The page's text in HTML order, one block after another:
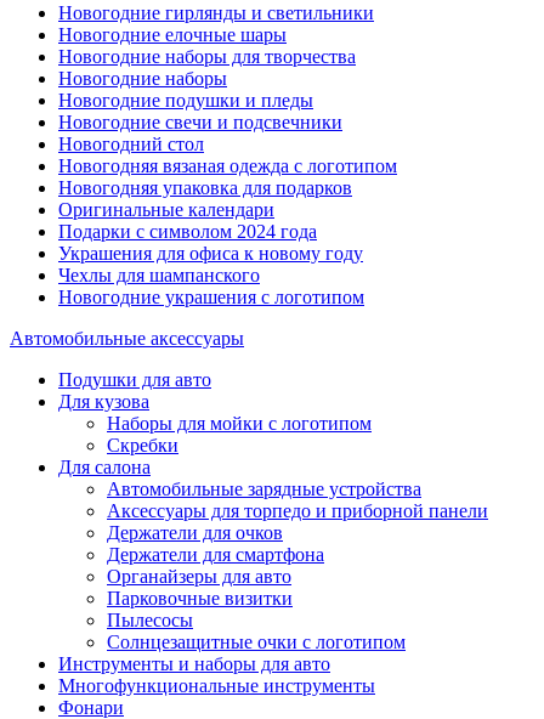
Новогодние гирлянды и светильники
Новогодние елочные шары
Новогодние наборы для творчества
Новогодние наборы
Новогодние подушки и пледы
Новогодние свечи и подсвечники
Новогодний стол
Новогодняя вязаная одежда с логотипом
Новогодняя упаковка для подарков
Оригинальные календари
Подарки с символом 2024 года
Украшения для офиса к новому году
Чехлы для шампанского
Новогодние украшения с логотипом
Автомобильные аксессуары
Подушки для авто
Для кузова
Наборы для мойки с логотипом
Скребки
Для салона
Автомобильные зарядные устройства
Аксессуары для торпедо и приборной панели
Держатели для очков
Держатели для смартфона
Органайзеры для авто
Парковочные визитки
Пылесосы
Солнцезащитные очки с логотипом
Инструменты и наборы для авто
Многофункциональные инструменты
Фонари